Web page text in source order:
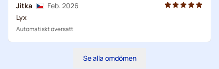
Jitka
Feb. 2026
Lyx
Automatiskt översatt
Se alla omdömen